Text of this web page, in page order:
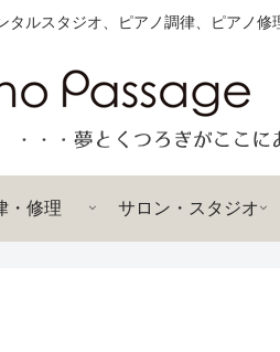
ルスタジオ、ピアノ調律、ピアノ修
・修理 サロン・スタジオ